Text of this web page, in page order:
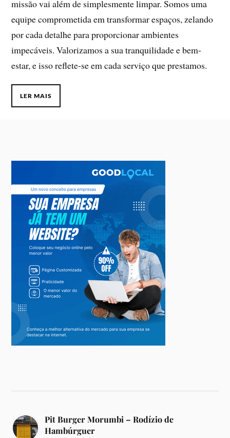
missão vai além de simplesmente limpar. Somos uma
equipe comprometida em transformar espaços, zelando
por cada detalhe para proporcionar ambientes
impecáveis. Valorizamos a sua tranquilidade e bem-
estar, e isso reflete-se em cada serviço que prestamos.
LER MAIS
Pit Burger Morumbi – Rodízio de
Hambúrguer